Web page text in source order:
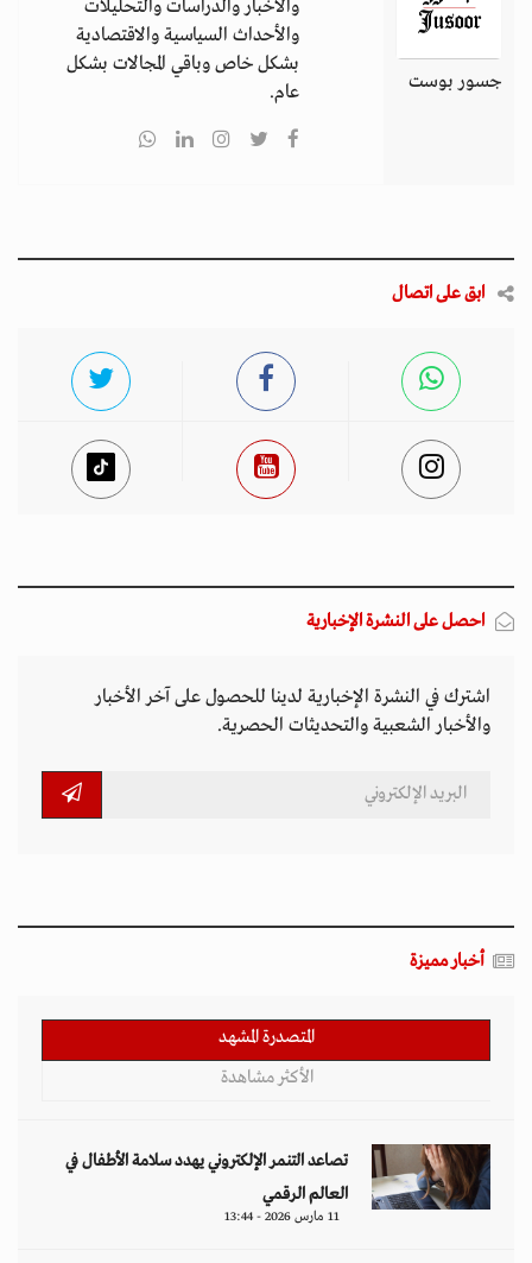
جسور بوست
والأخبار والدراسات والتحليلات
والأحداث السياسية والاقتصادية
بشكل خاص وباقي المجالات بشكل
عام.
ابق على اتصال
احصل على النشرة الإخبارية
اشترك في النشرة الإخبارية لدينا للحصول على آخر الأخبار
والأخبار الشعبية والتحديثات الحصرية.
أخبار مميزة
المتصدرة المشهد
الأكثر مشاهدة
تصاعد التنمر الإلكتروني يهدد سلامة الأطفال في
العالم الرقمي
11 مارس 2026 - 13:44